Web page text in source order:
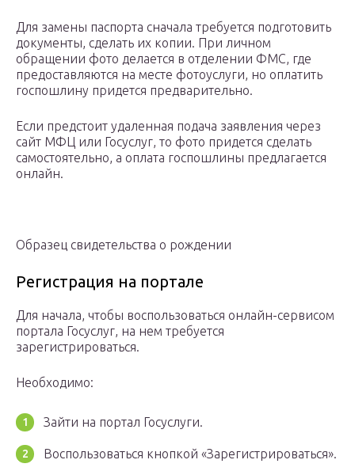
Для замены паспорта сначала требуется подготовить
документы, сделать их копии. При личном
обращении фото делается в отделении ФМС, где
предоставляются на месте фотоуслуги, но оплатить
госпошлину придется предварительно.
Если предстоит удаленная подача заявления через
сайт МФЦ или Госуслуг, то фото придется сделать
самостоятельно, а оплата госпошлины предлагается
онлайн.
Образец свидетельства о рождении
Регистрация на портале
Для начала, чтобы воспользоваться онлайн-сервисом
портала Госуслуг, на нем требуется
зарегистрироваться.
Необходимо:
Зайти на портал Госуслуги.
Воспользоваться кнопкой «Зарегистрироваться».